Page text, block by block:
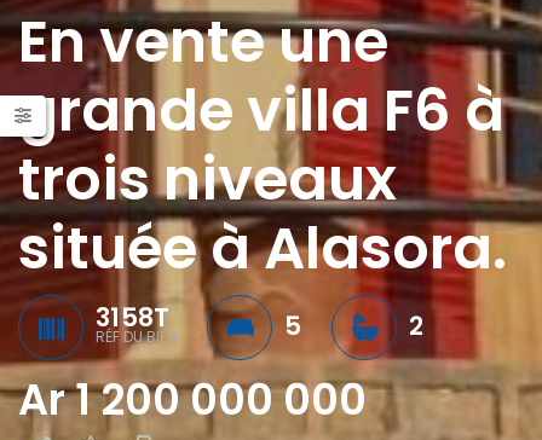
En vente une
grande villa F6 à
trois niveaux
située à Alasora.
3158T
RÉF DU BIEN 5 2
Ar 1 200 000 000